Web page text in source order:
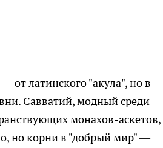
от латинского "акула", но в
Савватий, модный среди
монахов-аскетов,
но корни в "добрый мир" —